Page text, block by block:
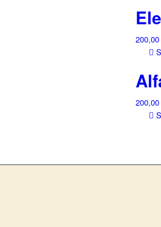
200,00
200,00